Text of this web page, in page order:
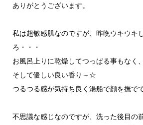
ありがとうございます。
私は超敏感肌なのですが、昨晩ウキウキ
ろ・・・
お風呂上りに乾燥してつっぱる事もなく
そして優しい良い香り～☆
つるつる感が気持ち良く湯船で顔を撫で
不思議な感じなのですが、洗った後目の